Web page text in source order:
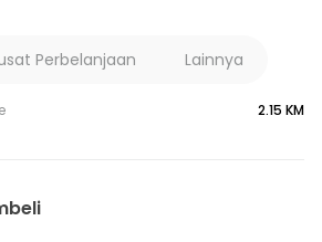
Tol Jelupang
Kunciran 1
Perbelanjaan Lainnya
2.15 KM